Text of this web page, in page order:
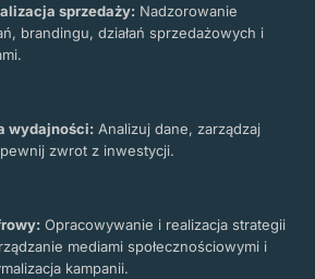
sprzedaży: Nadzorowanie
brandingu, działań sprzedażowych i
wydajności: Analizuj dane, zarządzaj
zwrot z inwestycji.
Opracowywanie i realizacja strategii
mediami społecznościowymi i
kampanii.